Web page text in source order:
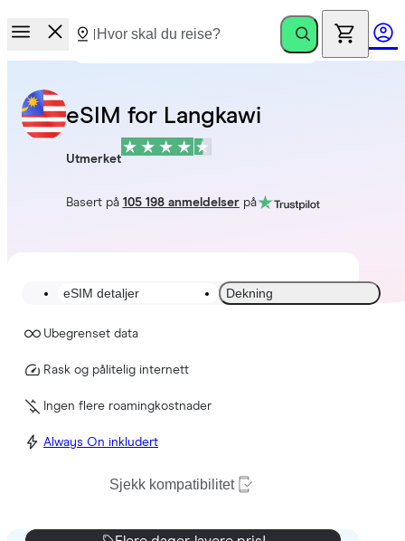
eSIM for Langkawi
Utmerket
Basert på 105 198 anmeldelserpå
eSIM detaljer Dekning
Ubegrenset data
Rask og pålitelig internett
Ingen flere roamingkostnader
Always On inkludert
Sjekk kompatibilitet